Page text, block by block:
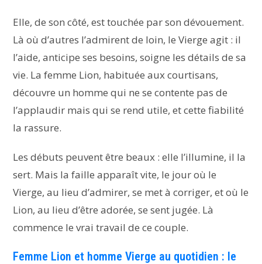
Elle, de son côté, est touchée par son dévouement.
Là où d’autres l’admirent de loin, le Vierge agit : il
l’aide, anticipe ses besoins, soigne les détails de sa
vie. La femme Lion, habituée aux courtisans,
découvre un homme qui ne se contente pas de
l’applaudir mais qui se rend utile, et cette fiabilité
la rassure.
Les débuts peuvent être beaux : elle l’illumine, il la
sert. Mais la faille apparaît vite, le jour où le
Vierge, au lieu d’admirer, se met à corriger, et où le
Lion, au lieu d’être adorée, se sent jugée. Là
commence le vrai travail de ce couple.
Femme Lion et homme Vierge au quotidien : le